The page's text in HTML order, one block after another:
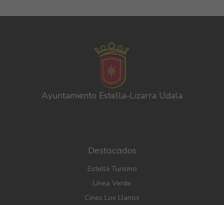
Ayuntamiento Estella-Lizarra Udala
Destacados
Estella Turismo
Línea Verde
Cines Los Llanos